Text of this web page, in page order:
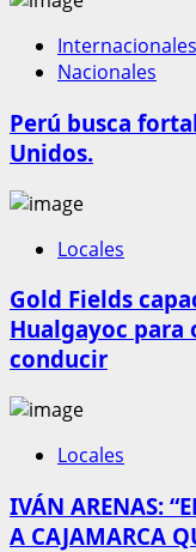
Internacionales
Nacionales
Perú busca
Unidos.
Locales
Gold Fields
Hualgayoc para
conducir
Locales
IVÁN ARENAS:
A CAJAMARCA